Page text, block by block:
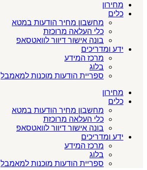
מחירון
כלים
מחשבון מחיר הודעות במטא
כלי העלאה מרוכזת
בונה אישור דיוור לוואטסאפ
ידע ומדריכים
מרכז המידע
בלוג
ספריית הודעות מוכנות למאמבל
מחירון
כלים
מחשבון מחיר הודעות במטא
כלי העלאה מרוכזת
בונה אישור דיוור לוואטסאפ
ידע ומדריכים
מרכז המידע
בלוג
ספריית הודעות מוכנות למאמבל